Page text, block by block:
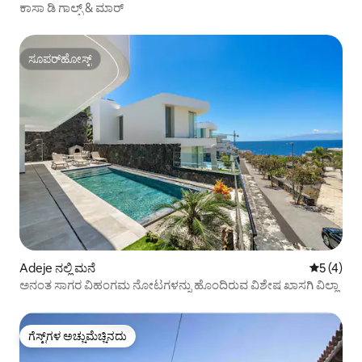
ಕಾಸಾ ಡಿ ಗಾಲ್ಫ್ & ಮಾರ್
ಸೂಪರ್‌ಹೋಸ್ಟ್
ಸೂಪರ್‌ಹೋಸ್ಟ್
Adeje ನಲ್ಲಿ ಮನೆ 5 ರಲ್ಲಿ 5
5 (4)
ಅನಂತ ಸಾಗರ ವಿಹಂಗಮ ನೋಟಗಳನ್ನು ಹೊಂದಿರುವ ವಿಶೇಷ ಖಾಸಗಿ ವಿಲ್ಲಾ
ಗೆಸ್ಟ್‌ಗಳ ಅಚ್ಚುಮೆಚ್ಚಿನದು
ಗೆಸ್ಟ್‌ಗಳ ಅಚ್ಚುಮೆಚ್ಚಿನದು